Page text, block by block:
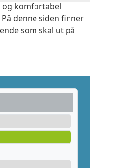
og komfortabel
denne siden finner
som skal ut på